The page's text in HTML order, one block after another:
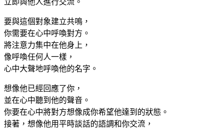
立即與他人進行交流。
要與這個對象建立共鳴，
你需要在心中呼喚對方。
將注意力集中在他身上，
像呼喚任何人一樣，
心中大聲地呼喚他的名字。
想像他已經回應了你，
並在心中聽到他的聲音。
你要在心中將對方想像成你希望他達到的狀態。
接著，想像他用平時談話的語調和你交流，